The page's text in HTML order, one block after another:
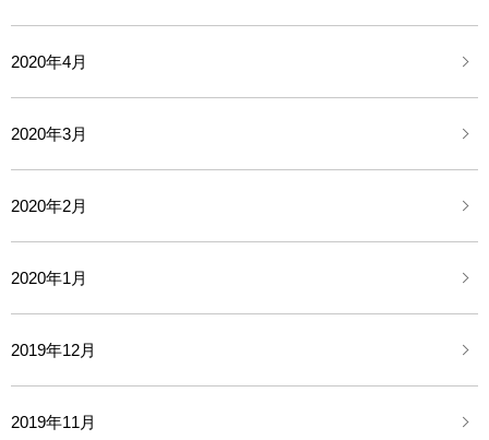
2020年4月
2020年3月
2020年2月
2020年1月
2019年12月
2019年11月